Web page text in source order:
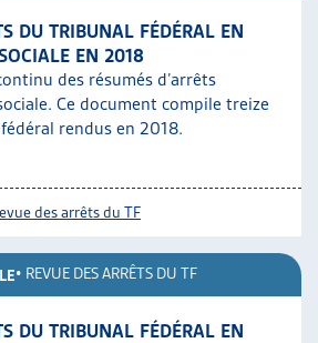
DU TRIBUNAL FÉDÉRAL EN
EN 2018
des résumés d’arrêts
Ce document compile treize
rendus en 2018.
des arrêts du TF
• REVUE DES ARRÊTS DU TF
DU TRIBUNAL FÉDÉRAL EN